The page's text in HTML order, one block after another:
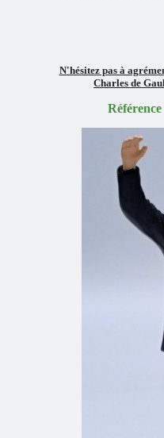
N'hésitez pas à
Charles de